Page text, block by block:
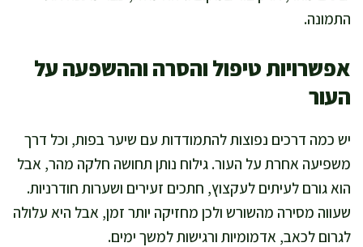
התמונה.
אפשרויות טיפול והסרה וההשפעה על
העור
יש כמה דרכים נפוצות להתמודדות עם שיער בפות, וכל דרך
משפיעה אחרת על העור. גילוח נותן תחושה חלקה מהר, אבל
הוא גורם לעיתים לעקצוץ, חתכים זעירים ושערות חודרניות.
שעווה מסירה מהשורש ולכן מחזיקה יותר זמן, אבל היא עלולה
לגרום לכאב, אדמומיות ורגישות למשך ימים.